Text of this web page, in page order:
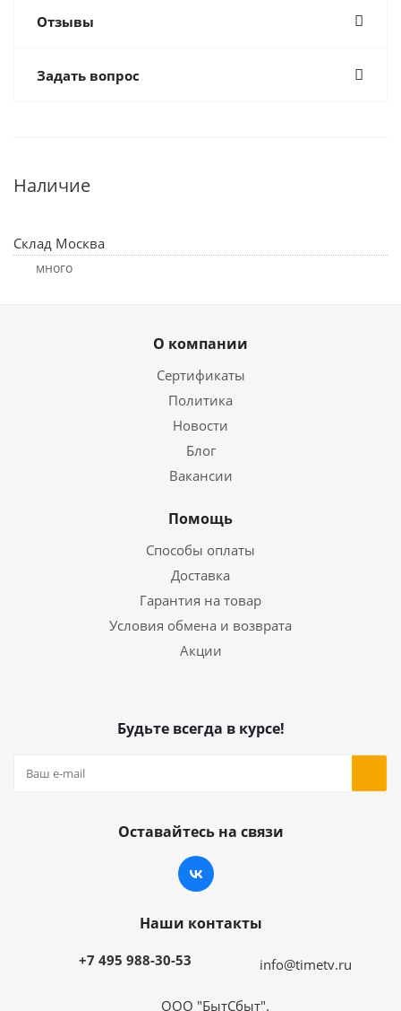
Отзывы
Задать вопрос
Наличие
Склад Москва
Много
О компании
Сертификаты
Политика
Новости
Блог
Вакансии
Помощь
Способы оплаты
Доставка
Гарантия на товар
Условия обмена и возврата
Акции
Будьте всегда в курсе!
Оставайтесь на связи
Наши контакты
+7 495 988-30-53 info@timetv.ru
ООО "БытСбыт".